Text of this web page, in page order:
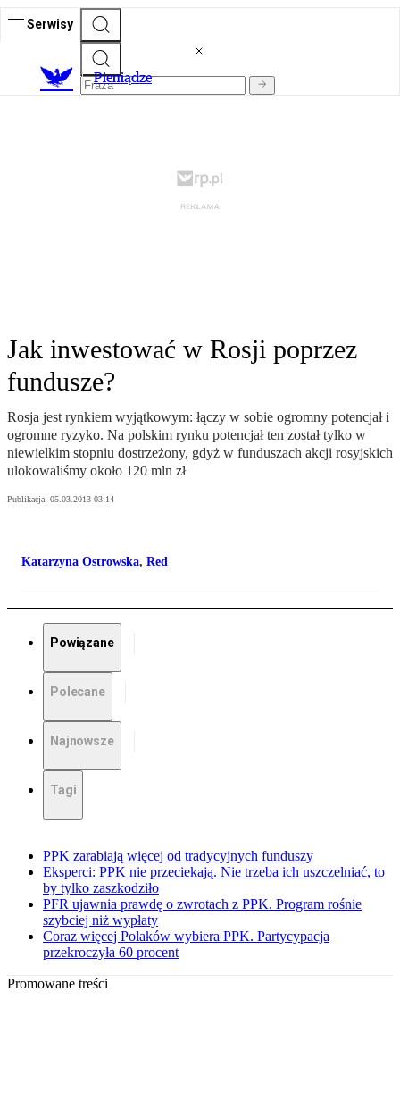
Serwisy
Pieniądze
Jak inwestować w Rosji poprzez
fundusze?
Rosja jest rynkiem wyjątkowym: łączy w sobie ogromny potencjał i
ogromne ryzyko. Na polskim rynku potencjał ten został tylko w
niewielkim stopniu dostrzeżony, gdyż w funduszach akcji rosyjskich
ulokowaliśmy około 120 mln zł
Publikacja: 05.03.2013 03:14
Katarzyna Ostrowska, Red
Powiązane
Polecane
Najnowsze
Tagi
PPK zarabiają więcej od tradycyjnych funduszy
Eksperci: PPK nie przeciekają. Nie trzeba ich uszczelniać, to
by tylko zaszkodziło
PFR ujawnia prawdę o zwrotach z PPK. Program rośnie
szybciej niż wypłaty
Coraz więcej Polaków wybiera PPK. Partycypacja
przekroczyła 60 procent
Promowane treści